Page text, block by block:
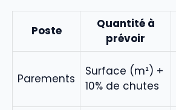
Poste
Quantité à
prévoir
Parements
Surface (m²) +
10% de chutes